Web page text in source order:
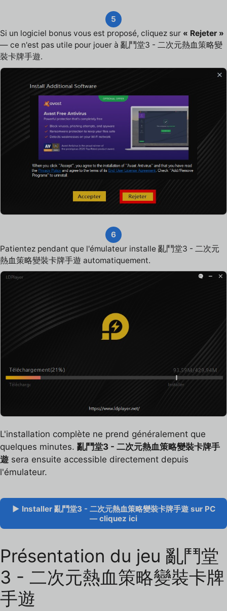
5
Si un logiciel bonus vous est proposé, cliquez sur « Rejeter »
— ce n'est pas utile pour jouer à 亂鬥堂3 - 二次元熱血策略變
裝卡牌手遊.
6
Patientez pendant que l'émulateur installe 亂鬥堂3 - 二次元
熱血策略變裝卡牌手遊 automatiquement.
L'installation complète ne prend généralement que
quelques minutes. 亂鬥堂3 - 二次元熱血策略變裝卡牌手
遊 sera ensuite accessible directement depuis
l'émulateur.
▶ Installer 亂鬥堂3 - 二次元熱血策略變裝卡牌手遊 sur PC
— cliquez ici
Présentation du jeu 亂鬥堂
3 - 二次元熱血策略變裝卡牌
手遊